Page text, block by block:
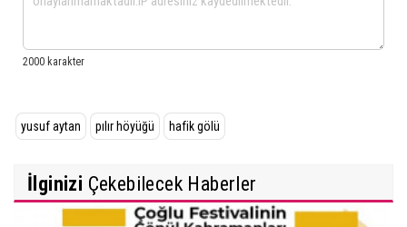
yusuf aytan pılır höyüğü hafik gölü
İlginizi Çekebilecek Haberler